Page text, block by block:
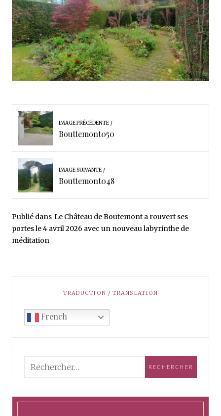
IMAGE PRÉCÉDENTE
Bouttemont050
IMAGE SUIVANTE
Bouttemont048
Publié dans Le Château de Boutemont a rouvert ses
portes le 4 avril 2026 avec un nouveau labyrinthe de
méditation
TRADUCTION / TRANSLATION
French